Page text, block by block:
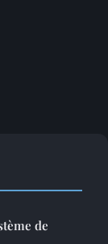
de